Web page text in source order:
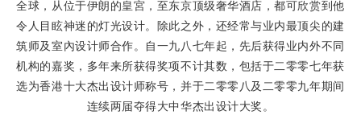
全球，从位于伊朗的皇宮，至东京顶级奢华酒店，都可欣赏到他
令人目眩神迷的灯光设计。除此之外，还经常与业内最顶尖的建
筑师及室內设计师合作。自一九八七年起，先后获得业内外不同
机构的嘉奖，多年来所获得奖项不计其数，包括于二零零七年获
选为香港十大杰出设计师称号，并于二零零八及二零零九年期间
连续两届夺得大中华杰出设计大奖。